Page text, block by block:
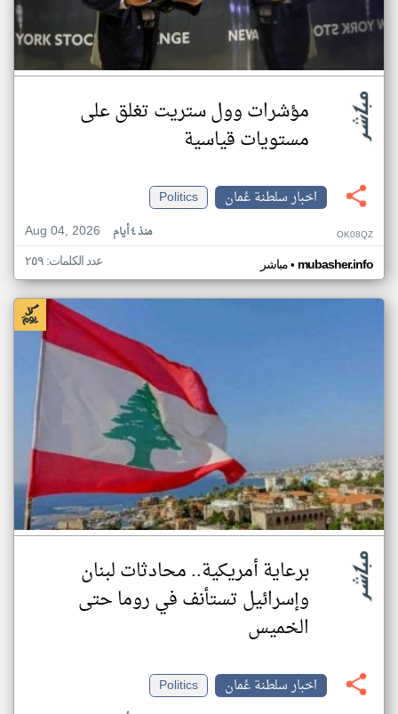
مؤشرات وول ستريت تغلق على
مستويات قياسية
اخبار سلطنة عُمان
Politics
Aug 04, 2026
منذ ٤ أيام OK08QZ
مباشر• mubasher.info عدد الكلمات: ٢٥٩
برعاية أمريكية.. محادثات لبنان
وإسرائيل تستأنف في روما حتى
الخميس
اخبار سلطنة عُمان
Politics